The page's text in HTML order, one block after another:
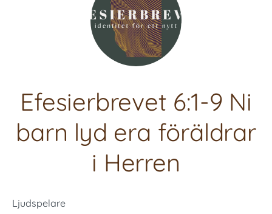
Efesierbrevet 6:1-9 Ni
barn lyd era föräldrar
i Herren
Ljudspelare